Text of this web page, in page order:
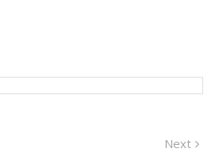
Next